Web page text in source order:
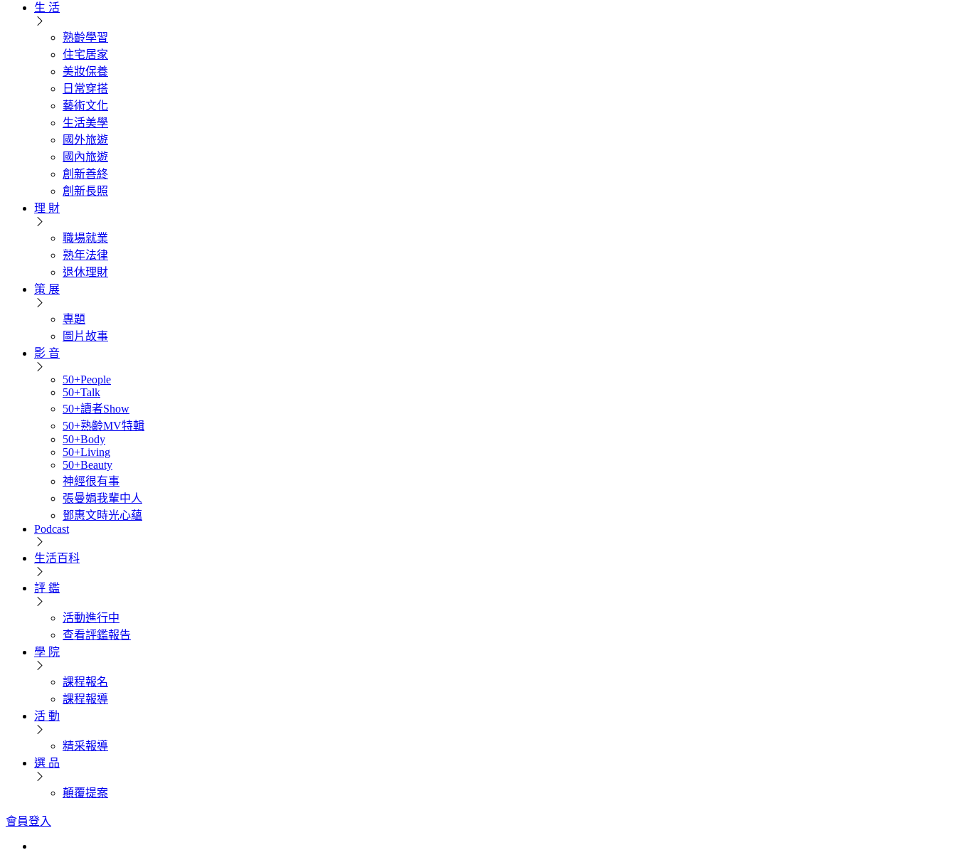
生 活
熟齡學習
住宅居家
美妝保養
日常穿搭
藝術文化
生活美學
國外旅遊
國內旅遊
創新善終
創新長照
理 財
職場就業
熟年法律
退休理財
策 展
專題
圖片故事
影 音
50+People
50+Talk
50+讀者Show
50+熟齡MV特輯
50+Body
50+Living
50+Beauty
神經很有事
張曼娟我輩中人
鄧惠文時光心蘊
Podcast
生活百科
評 鑑
活動進行中
查看評鑑報告
學 院
課程報名
課程報導
活 動
精采報導
選 品
顛覆提案
會員登入